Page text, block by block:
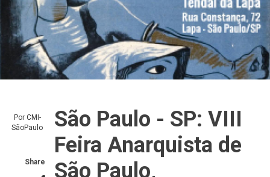
Por CMI-
SãoPaulo
Share
São Paulo - SP: VIII
Feira Anarquista de
São Paulo,